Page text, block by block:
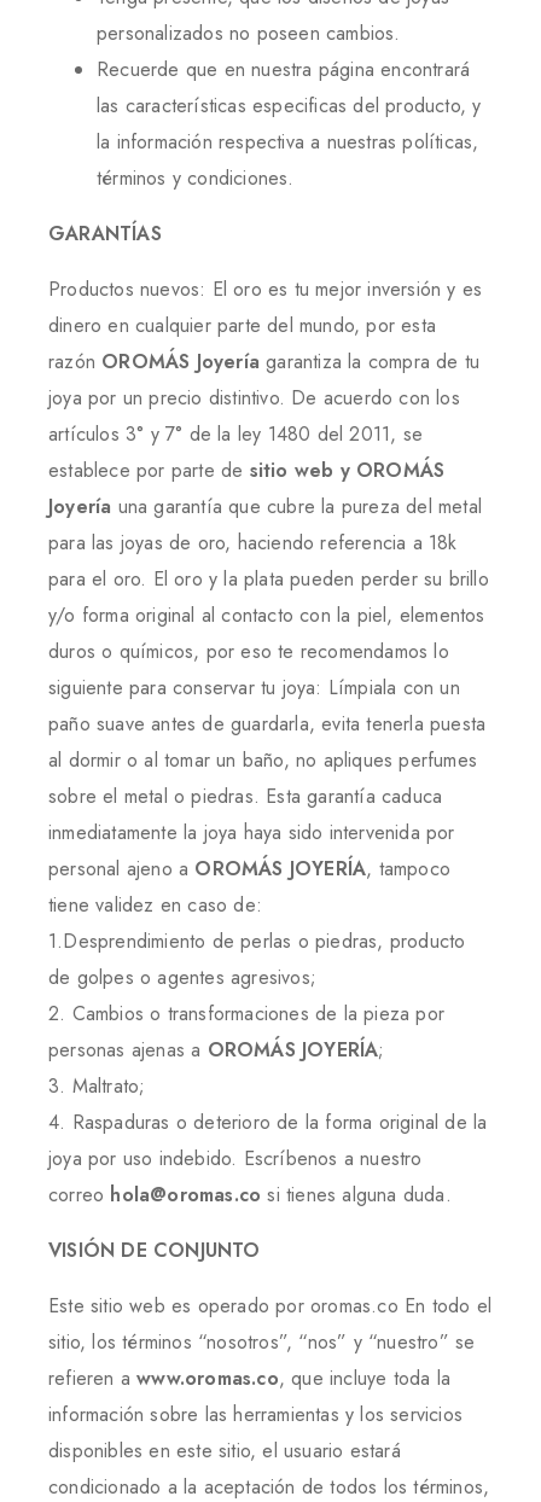
personalizados no poseen cambios.
Recuerde que en nuestra página encontrará
las características especificas del producto, y
la información respectiva a nuestras políticas,
términos y condiciones.
GARANTÍAS
Productos nuevos: El oro es tu mejor inversión y es
dinero en cualquier parte del mundo, por esta
razón OROMÁS Joyería garantiza la compra de tu
joya por un precio distintivo. De acuerdo con los
artículos 3° y 7° de la ley 1480 del 2011, se
establece por parte de sitio web y OROMÁS
Joyería una garantía que cubre la pureza del metal
para las joyas de oro, haciendo referencia a 18k
para el oro. El oro y la plata pueden perder su brillo
y/o forma original al contacto con la piel, elementos
duros o químicos, por eso te recomendamos lo
siguiente para conservar tu joya: Límpiala con un
paño suave antes de guardarla, evita tenerla puesta
al dormir o al tomar un baño, no apliques perfumes
sobre el metal o piedras. Esta garantía caduca
inmediatamente la joya haya sido intervenida por
personal ajeno a OROMÁS JOYERÍA, tampoco
tiene validez en caso de:
1.Desprendimiento de perlas o piedras, producto
de golpes o agentes agresivos;
2. Cambios o transformaciones de la pieza por
personas ajenas a OROMÁS JOYERÍA;
3. Maltrato;
4. Raspaduras o deterioro de la forma original de la
joya por uso indebido. Escríbenos a nuestro
correo hola@oromas.cosi tienes alguna duda.
VISIÓN DE CONJUNTO
Este sitio web es operado por oromas.co En todo el
sitio, los términos “nosotros”, “nos” y “nuestro” se
refieren awww.oromas.co, que incluye toda la
información sobre las herramientas y los servicios
disponibles en este sitio, el usuario estará
condicionado a la aceptación de todos los términos,